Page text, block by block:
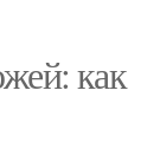
как